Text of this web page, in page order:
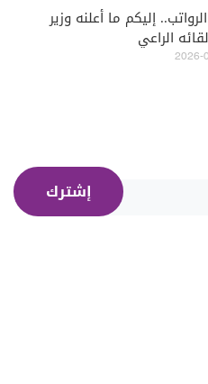
إليكم ما أعلنه وزير
الراعي
إشترك